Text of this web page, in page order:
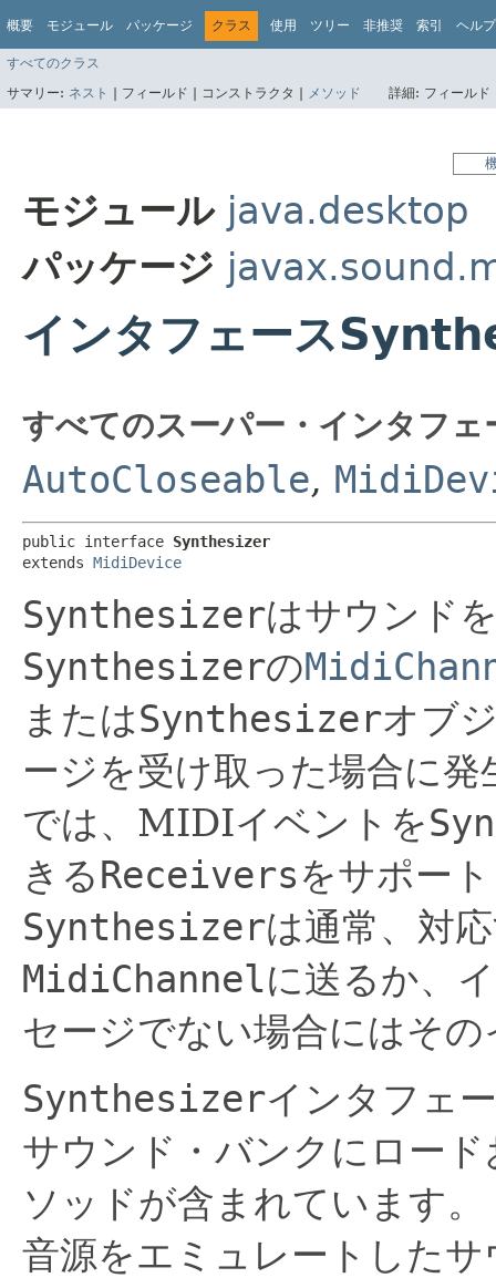
概要 モジュール パッケージ クラス 使用 ツリー 非推奨 索引 ヘルプ
すべてのクラス
サマリー: ネスト | フィールド | コンストラクタ | メソッド 詳細: フィール
モジュール java.desktop
パッケージ
インタフェース
すべてのスーパー・インタフェ
AutoCloseable,
public interface Synthesizer
extends MidiDevice
Synthesizerはサウンド
Synthesizerの
またはSynthesizerオブ
ージを受け取った場合に発
では、MIDIイベントを
きるReceiversをサポー
Synthesizerは通常、対
MidiChannelに送るか、
セージでない場合にはそ
Synthesizerインタフェ
サウンド・バンクにロー
ソッドが含まれています。
音源をエミュレートした